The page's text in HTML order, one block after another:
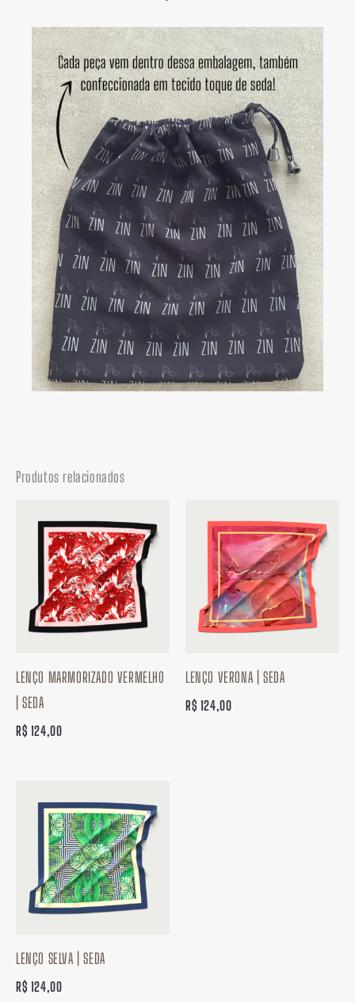
Produtos relacionados
LENÇO MARMORIZADO VERMELHO
| SEDA
R$ 124,00
LENÇO VERONA | SEDA
R$ 124,00
LENÇO SELVA | SEDA
R$ 124,00